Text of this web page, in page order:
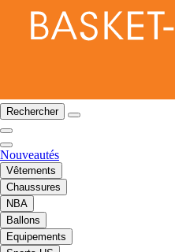
Rechercher
Nouveautés
Vêtements
Chaussures
NBA
Ballons
Equipements